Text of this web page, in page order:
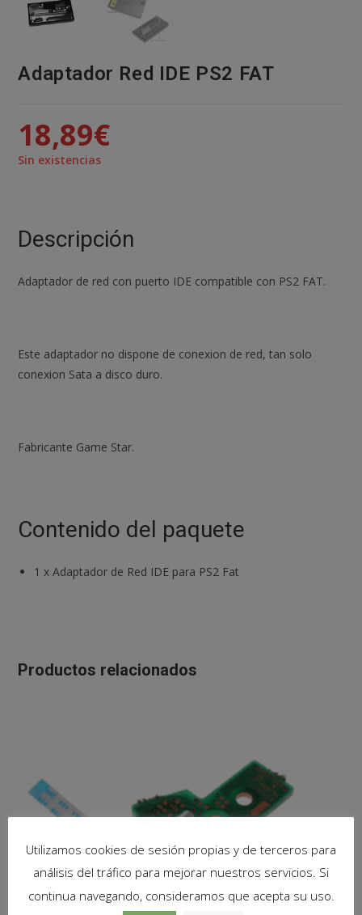
Adaptador Red IDE PS2 FAT
18,89€
Sin existencias
Descripción
Adaptador de red con puerto IDE compatible con PS2 FAT.
Este adaptador no dispone de conexion de red, tan solo
conexion Sata a disco duro.
Fabricante Game Star.
Contenido del paquete
1 xAdaptador de Red IDE para PS2 Fat
Productos relacionados
Utilizamos cookies de sesión propias y de terceros para
análisis del tráfico para mejorar nuestros servicios. Si
continua navegando, consideramos que acepta su uso.